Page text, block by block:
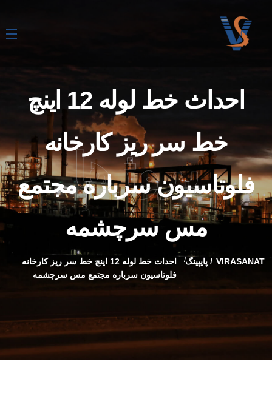
پروژها
احداث خط لوله 12 اینچ
خط سر ریز کارخانه
فلوتاسیون سرباره مجتمع
مس سرچشمه
VIRASANAT پایپینگ
احداث خط لوله 12 اینچ خط سر ریز کارخانه
فلوتاسیون سرباره مجتمع مس سرچشمه